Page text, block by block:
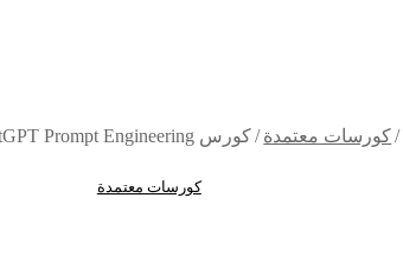
/كورسات معتمدة /كورس ChatGPT Prompt Engineering المجاني من Udemy
كورسات معتمدة